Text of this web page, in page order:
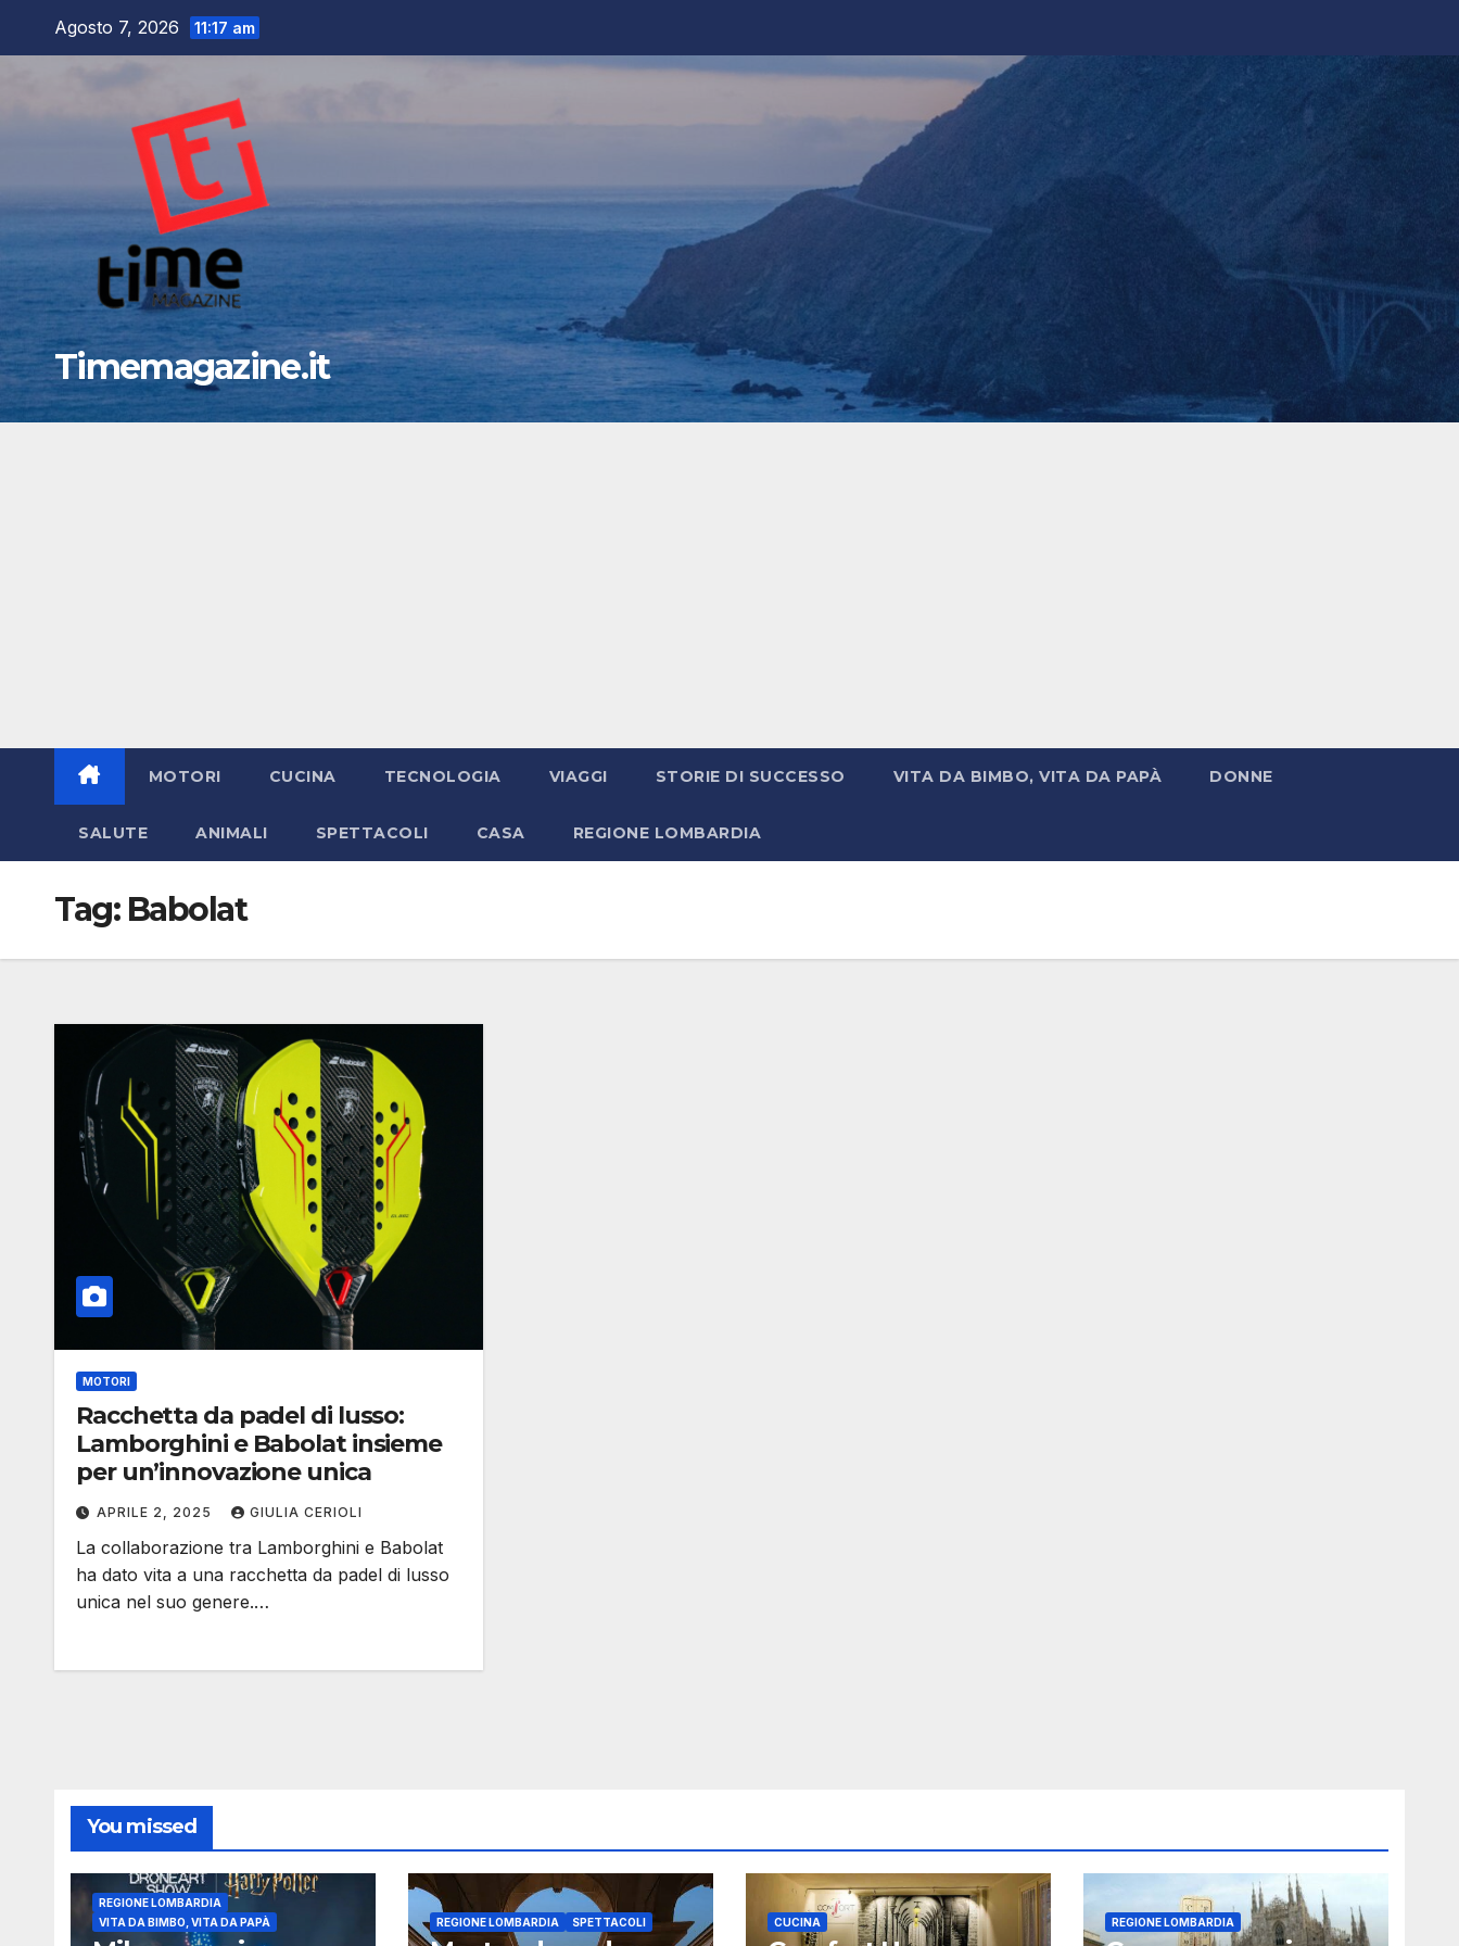
Agosto 7, 2026 11:17 am
Timemagazine.it
MOTORI CUCINA TECNOLOGIA VIAGGI STORIE DI SUCCESSO VITA DA BIMBO, VITA DA PAPÀ DONNE
SALUTE ANIMALI SPETTACOLI CASA REGIONE LOMBARDIA
Tag: Babolat
MOTORI
Racchetta da padel di lusso:
Lamborghini e Babolat insieme
per un’innovazione unica
APRILE 2, 2025 GIULIA CERIOLI
La collaborazione tra Lamborghini e Babolat
ha dato vita a una racchetta da padel di lusso
unica nel suo genere.…
You missed
REGIONE LOMBARDIA
VITA DA BIMBO, VITA DA PAPÀ
REGIONE LOMBARDIA SPETTACOLI CUCINA REGIONE LOMBARDIA